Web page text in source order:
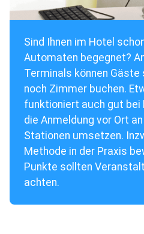
Sind Ihnen im Hotel
Automaten begegnet?
Terminals können
noch Zimmer buchen.
funktioniert auch gut bei
die Anmeldung vor Ort
Stationen umsetzen.
Methode in der Praxis
Punkte sollten
achten.